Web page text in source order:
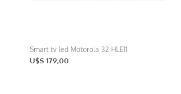
Smart tv led Motorola 32 HLE11
U$S 179,00